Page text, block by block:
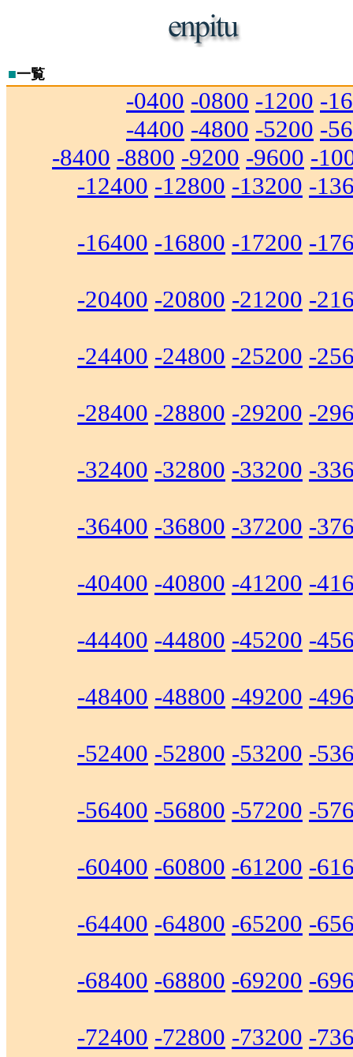
■一覧
-0400 -0800 -1200 -
-4400 -4800 -5200 -
-8400 -8800 -9200 -9600 -
-12400 -12800 -13200 -
-16400 -16800 -17200 -
-20400 -20800 -21200 -
-24400 -24800 -25200 -
-28400 -28800 -29200 -
-32400 -32800 -33200 -
-36400 -36800 -37200 -
-40400 -40800 -41200 -
-44400 -44800 -45200 -
-48400 -48800 -49200 -
-52400 -52800 -53200 -
-56400 -56800 -57200 -
-60400 -60800 -61200 -
-64400 -64800 -65200 -
-68400 -68800 -69200 -
-72400 -72800 -73200 -